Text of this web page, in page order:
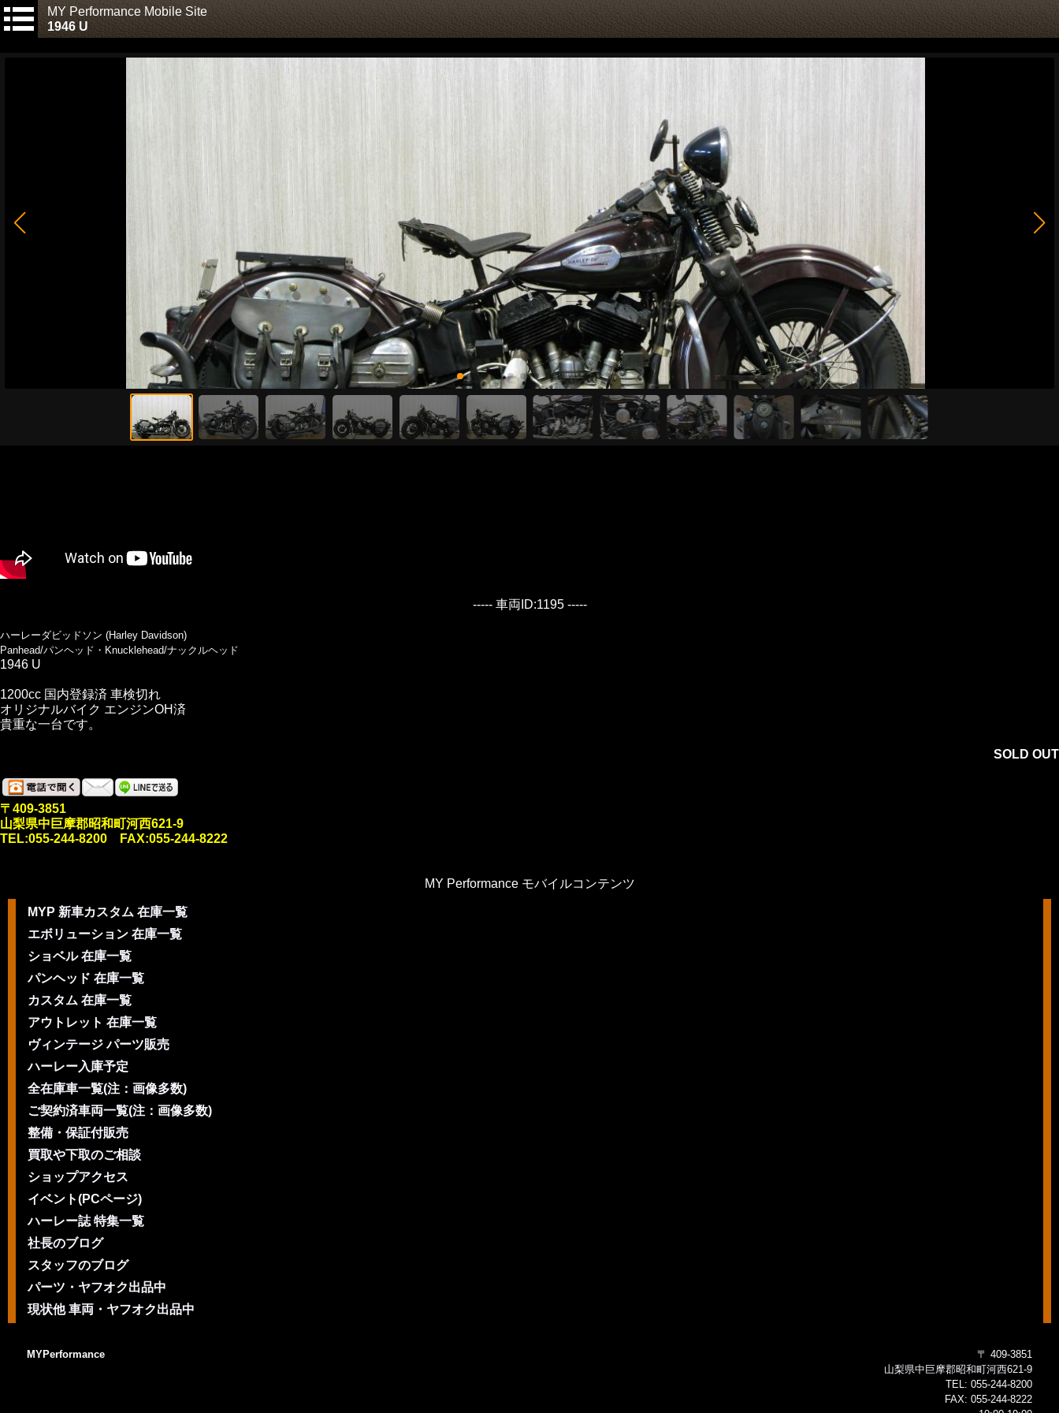
MY Performance Mobile Site
1946 U
----- 車両ID:1195 -----
ハーレーダビッドソン (Harley Davidson)
Panhead/パンヘッド・Knucklehead/ナックルヘッド
1946 U
1200cc 国内登録済 車検切れ
オリジナルバイク エンジンOH済
貴重な一台です。
SOLD OUT
〒409-3851
山梨県中巨摩郡昭和町河西621-9
TEL:055-244-8200 FAX:055-244-8222
MY Performance モバイルコンテンツ
MYP 新車カスタム 在庫一覧
エボリューション 在庫一覧
ショベル 在庫一覧
パンヘッド 在庫一覧
カスタム 在庫一覧
アウトレット 在庫一覧
ヴィンテージ パーツ販売
ハーレー入庫予定
全在庫車一覧(注：画像多数)
ご契約済車両一覧(注：画像多数)
整備・保証付販売
買取や下取のご相談
ショップアクセス
イベント(PCページ)
ハーレー誌 特集一覧
社長のブログ
スタッフのブログ
パーツ・ヤフオク出品中
現状他 車両・ヤフオク出品中
MYPerformance
〒 409-3851
山梨県中巨摩郡昭和町河西621-9
TEL: 055-244-8200
FAX: 055-244-8222